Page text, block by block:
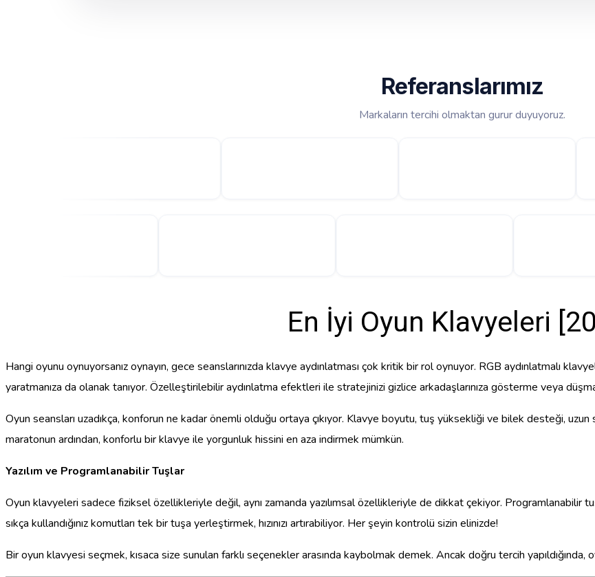
Referanslarımız
Markaların tercihi olmaktan gurur duyuyoruz.
En İyi Oyun Klavyeleri
Hangi oyunu oynuyorsanız oynayın, gece seanslarınızda klavye aydınlatması çok kritik bir rol oynuyor. RGB aydınlatmalı
yaratmanıza da olanak tanıyor. Özelleştirilebilir aydınlatma efektleri ile stratejinizi gizlice arkadaşlarınıza gösterme veya
Oyun seansları uzadıkça, konforun ne kadar önemli olduğu ortaya çıkıyor. Klavye boyutu, tuş yüksekliği ve bilek desteği, uzun
maratonun ardından, konforlu bir klavye ile yorgunluk hissini en aza indirmek mümkün.
Yazılım ve Programlanabilir Tuşlar
Oyun klavyeleri sadece fiziksel özellikleriyle değil, aynı zamanda yazılımsal özellikleriyle de dikkat çekiyor. Programlanabilir
sıkça kullandığınız komutları tek bir tuşa yerleştirmek, hızınızı artırabiliyor. Her şeyin kontrolü sizin elinizde!
Bir oyun klavyesi seçmek, kısaca size sunulan farklı seçenekler arasında kaybolmak demek. Ancak doğru tercih